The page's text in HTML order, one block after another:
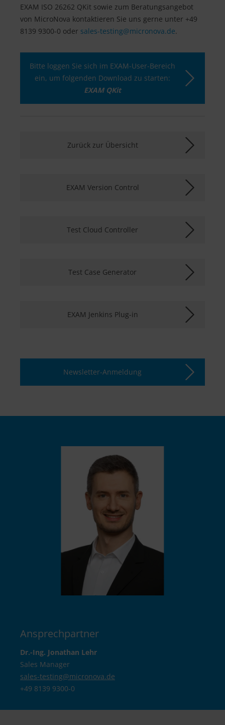
EXAM ISO 26262 QKit sowie zum Beratungsangebot
von MicroNova kontaktieren Sie uns gerne unter +49
8139 9300-0 oder sales-testing@micronova.de.
Bitte loggen Sie sich im EXAM-User-Bereich
ein, um folgenden Download zu starten:
EXAM QKit
Zurück zur Übersicht
EXAM Version Control
Test Cloud Controller
Test Case Generator
EXAM Jenkins Plug-in
Newsletter-Anmeldung
Ansprechpartner
Dr.-Ing. Jonathan Lehr
Sales Manager
sales-testing@micronova.de
+49 8139 9300-0